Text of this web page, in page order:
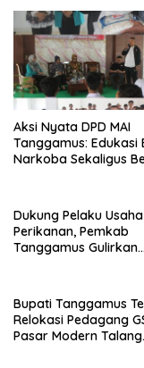
Aksi Nyata DPD MAI
Tanggamus: Edukasi
Narkoba Sekaligus
Dukung Pelaku Usaha
Perikanan, Pemkab
Tanggamus Gulirkan
Bupati Tanggamus
Relokasi Pedagang
Pasar Modern Talang